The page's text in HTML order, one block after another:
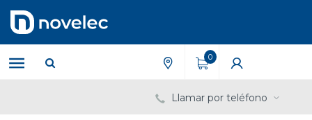
contenido
menú
de
navegación
0
Llamar por teléfono